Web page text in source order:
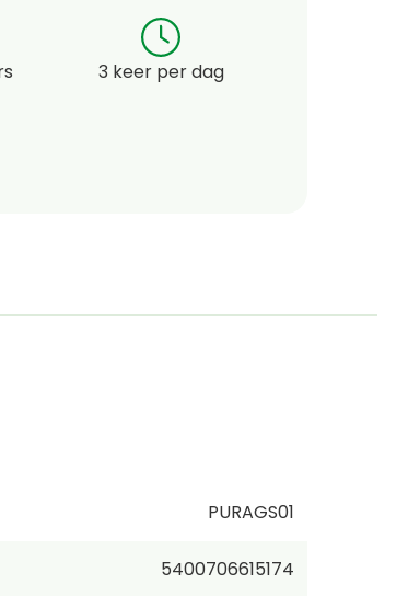
3 keer per dag
PURAGS01
5400706615174